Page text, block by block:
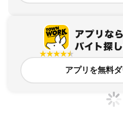
アプリを無料